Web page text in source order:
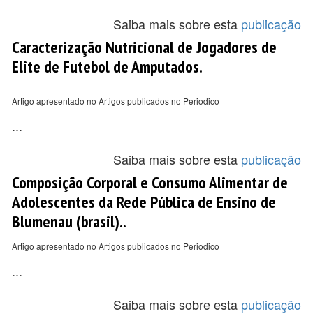
Saiba mais sobre esta publicação
Caracterização Nutricional de Jogadores de
Elite de Futebol de Amputados.
Artigo apresentado no Artigos publicados no Periodico
...
Saiba mais sobre esta publicação
Composição Corporal e Consumo Alimentar de
Adolescentes da Rede Pública de Ensino de
Blumenau (brasil)..
Artigo apresentado no Artigos publicados no Periodico
...
Saiba mais sobre esta publicação